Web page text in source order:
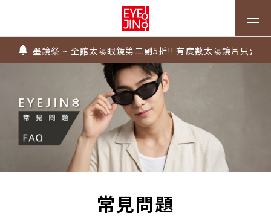
上傳處方，建立度數即贈 $300 優惠券！
不知道度數也能配鏡～愛鏡合作門市全台啟動中
墨鏡祭 ~ 全館太陽眼鏡第二副5折!! 有度數太陽鏡片只要
Super Sale！精選鏡框 6 折起！
1.61 / 1.67 濾藍光「配到好」，只要 $2730 起！
上傳處方，建立度數即贈 $300 優惠券！
不知道度數也能配鏡～愛鏡合作門市全台啟動中
常見問題